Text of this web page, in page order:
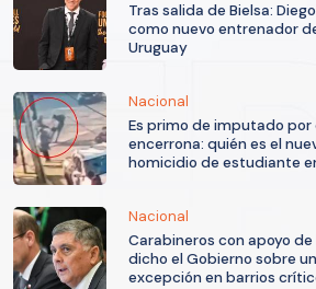
Tras salida de Bielsa:
como nuevo entrenador
Uruguay
Nacional
Es primo de imputado
encerrona: quién es el
homicidio de estudiante
Nacional
Carabineros con apoyo de
dicho el Gobierno sobre
excepción en barrios